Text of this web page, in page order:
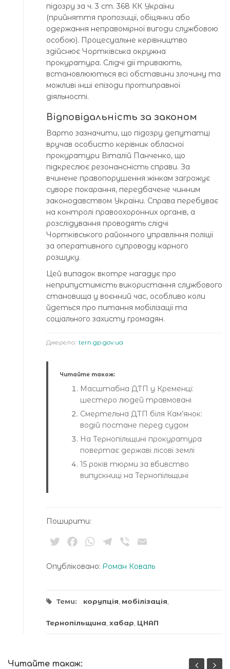
підозру за ч. 3 ст. 368 КК України
(прийняття пропозиції, обіцянки або
одержання неправомірної вигоди службовою
особою). Процесуальне керівництво
здійснює Чортківська окружна
прокуратура. Слідчі дії тривають,
встановлюються всі обставини злочину та
можливі інші епізоди протиправної
діяльності.
Відповідальність за законом
Варто зазначити, що підозру депутатці
вручав особисто керівник обласної
прокуратури Віталій Панченко, що
підкреслює резонансність справи. За
вчинене правопорушення жінкам загрожує
суворе покарання, передбачене чинним
законодавством України. Справа перебуває
на контролі правоохоронних органів, а
розслідування проводять слідчі
Чортківського районного управління поліції
за оперативного супроводу карного
розшуку.
Цей випадок вкотре нагадує про
неприпустимість використання службового
становища у воєнний час, особливо коли
йдеться про питання мобілізації та
соціального захисту громадян.
Джерело: tern.gp.gov.ua
Читайте також:
Масштабна ДТП у Кременці:
шестеро людей травмовані
Смертельна ДТП біля Кам’янок:
водій постане перед судом
На Тернопільщині прокуратура
повертає державі лісові землі
15 років тюрми за вбивство
випускниці на Тернопільщині
Поширити:
TwitterFacebookWhatsApp
Telegram
Viber
Опубліковано: Роман Коваль
Теми: корупція мобілізація
Тернопільщина хабар ЦНАП
Читайте також: